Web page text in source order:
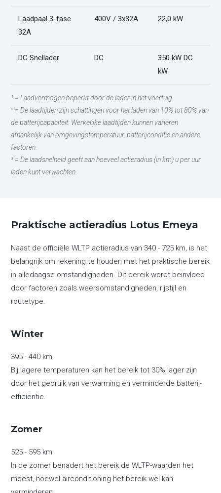
Laadpaal 3-fase
32A
400V / 3x32A 22,0 kW
DC Snellader DC
350 kW DC
kW
¹ = Laadvermogen beperkt door de lader in het voertuig.
² = De laadtijden zijn schattingen voor het laden van 10% tot 80% van
de batterijcapaciteit. Werkelijke laadtijden kunnen variëren
afhankelijk van omgevingstemperatuur, batterijconditie en andere
factoren.
³ = De laadsnelheid geeft aan hoeveel actieradius (in km) u per uur
laden kunt verwachten.
Praktische actieradius Lotus Emeya
Naast de officiële WLTP actieradius van 340 - 725 km, is het
belangrijk om rekening te houden met het praktische bereik
in alledaagse omstandigheden. Dit bereik wordt beïnvloed
door factoren zoals weersomstandigheden, rijstijl en
routetype.
Winter
395 - 440 km
Bij lagere temperaturen kan het bereik tot 30% lager zijn
door het gebruik van verwarming en verminderde batterij-
efficiëntie.
Zomer
525 - 595 km
In de zomer benadert het bereik de WLTP-waarden het
meest, hoewel airconditioning het bereik wel kan